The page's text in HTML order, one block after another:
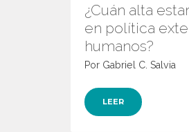
¿Cuán alta
en política
humanos?
Por Gabriel C. Salvia
LEER